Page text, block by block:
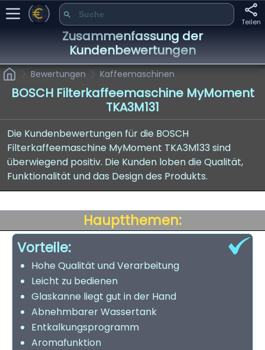
Teilen
Zusammenfassung der
Kundenbewertungen
Bewertungen Kaffeemaschinen
BOSCH Filterkaffeemaschine MyMoment
TKA3M131
Die Kundenbewertungen für die BOSCH
Filterkaffeemaschine MyMoment TKA3M133 sind
überwiegend positiv. Die Kunden loben die Qualität,
Funktionalität und das Design des Produkts.
Hauptthemen:
Vorteile:
Hohe Qualität und Verarbeitung
Leicht zu bedienen
Glaskanne liegt gut in der Hand
Abnehmbarer Wassertank
Entkalkungsprogramm
Aromafunktion